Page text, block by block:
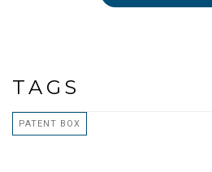
TAGS
PATENT BOX